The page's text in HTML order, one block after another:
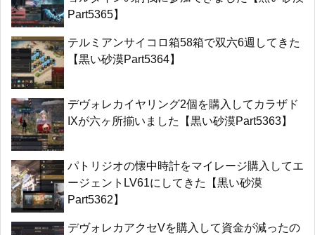
Part5365】
テルミアンサイコロ箱58箱で双六6週してきた
【黒い砂漠Part5364】
デヴォレカイヤリング2個を購入してカラザド
IXが六ヶ所揃いました【黒い砂漠Part5363】
パトリジオの懐中時計をマイレージ購入してエ
ージェントLV61にしてきた【黒い砂漠
Part5362】
デヴォレカアクセVを購入して資金が減ったの